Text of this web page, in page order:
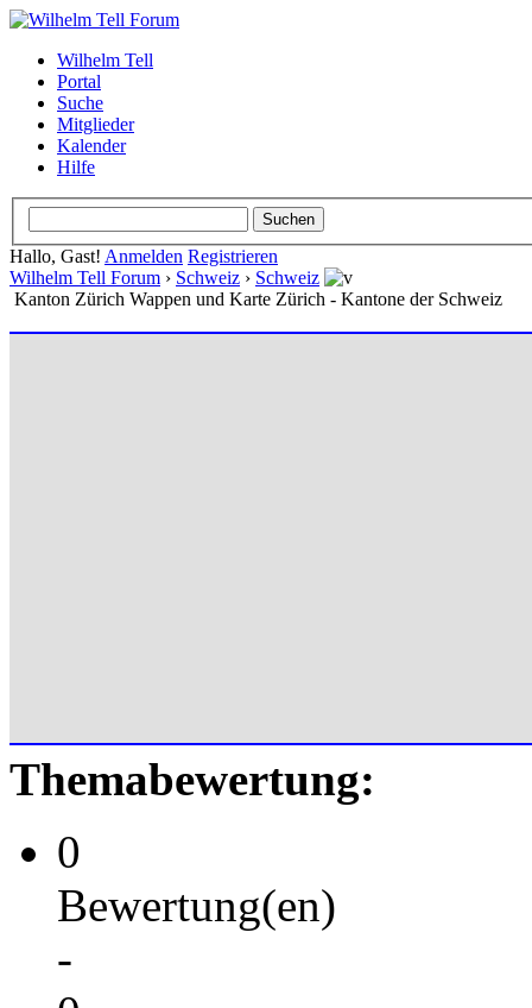
Wilhelm Tell
Portal
Suche
Mitglieder
Kalender
Hilfe
Hallo, Gast! Anmelden Registrieren
Wilhelm Tell Forum › Schweiz › Schweiz
Kanton Zürich Wappen und Karte Zürich - Kantone der Schweiz
Themabewertung:
0
Bewertung(en)
-